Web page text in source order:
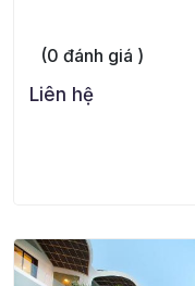
(0 đánh giá )
Liên hệ